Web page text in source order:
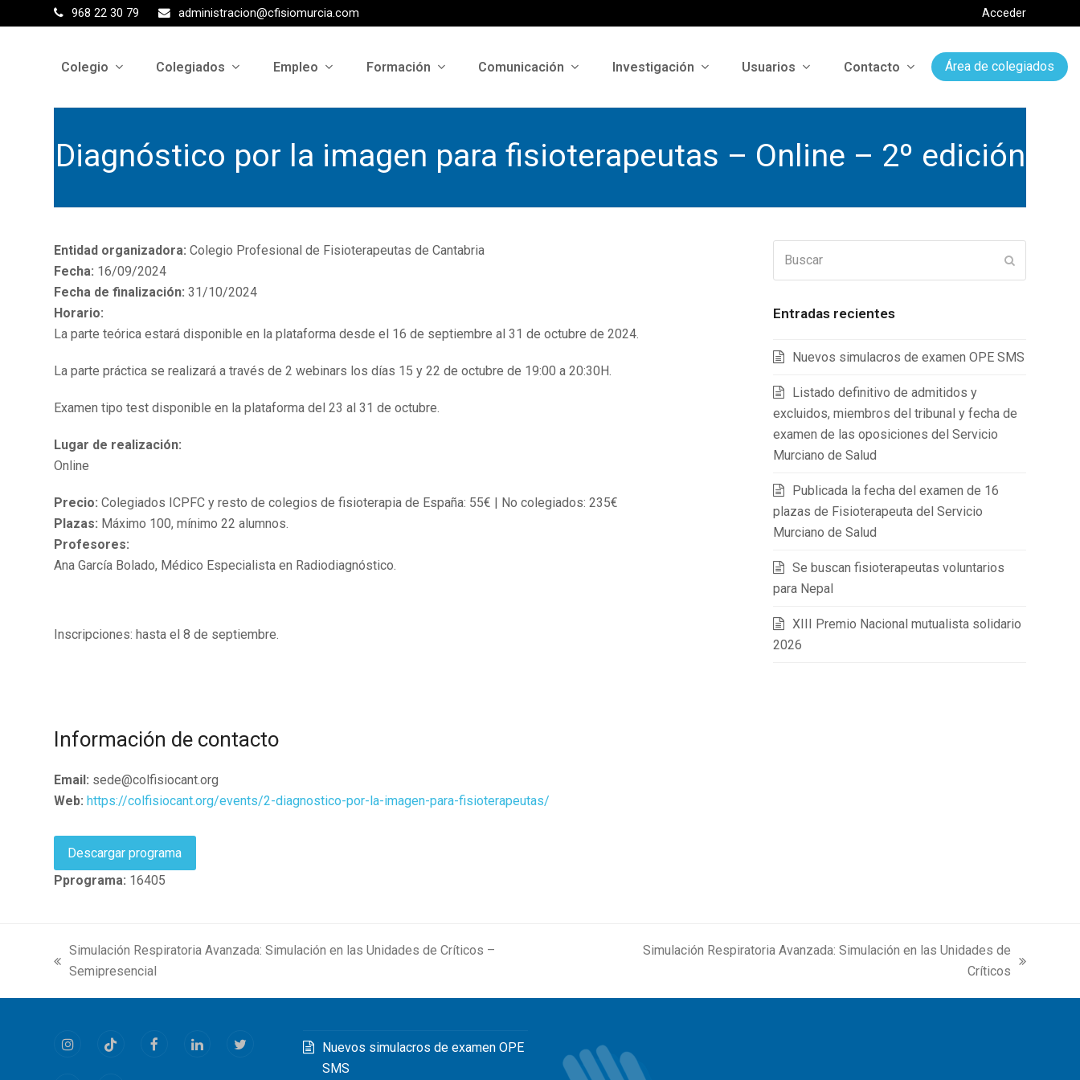
968 22 30 79 administracion@cfisiomurcia.com Acceder
Colegio Colegiados Empleo Formación Comunicación Investigación Usuarios Contacto Área de colegiados
Diagnóstico por la imagen para fisioterapeutas – Online – 2º edición
Entidad organizadora: Colegio Profesional de Fisioterapeutas de Cantabria
Fecha: 16/09/2024
Fecha de finalización: 31/10/2024
Horario:
La parte teórica estará disponible en la plataforma desde el 16 de septiembre al 31 de octubre de 2024.
La parte práctica se realizará a través de 2 webinars los días 15 y 22 de octubre de 19:00 a 20:30H.
Examen tipo test disponible en la plataforma del 23 al 31 de octubre.
Lugar de realización:
Online
Precio: Colegiados ICPFC y resto de colegios de fisioterapia de España: 55€ | No colegiados: 235€
Plazas: Máximo 100, mínimo 22 alumnos.
Profesores:
Ana García Bolado, Médico Especialista en Radiodiagnóstico.
Inscripciones: hasta el 8 de septiembre.
Información de contacto
Email: sede@colfisiocant.org
Web: https://colfisiocant.org/events/2-diagnostico-por-la-imagen-para-fisioterapeutas/
Descargar programa
Pprograma: 16405
Entradas recientes
Nuevos simulacros de examen OPE SMS
Listado definitivo de admitidos y
excluidos, miembros del tribunal y fecha de
examen de las oposiciones del Servicio
Murciano de Salud
Publicada la fecha del examen de 16
plazas de Fisioterapeuta del Servicio
Murciano de Salud
Se buscan fisioterapeutas voluntarios
para Nepal
XIII Premio Nacional mutualista solidario
2026
previous
Simulación Respiratoria Avanzada: Simulación en las Unidades de Críticos –
Semipresencial
Simulación Respiratoria Avanzada: Simulación en las Unidades de
Críticos
InstagramTiktok FacebookLinkedInTwitter
Nuevos simulacros de examen OPE
SMS